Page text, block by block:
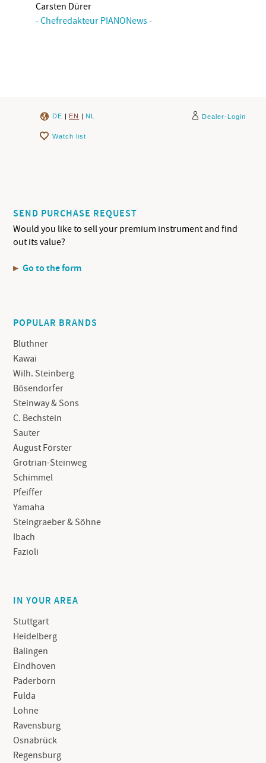
Carsten Dürer
- Chefredakteur PIANONews -
DE | EN | NL Dealer-Login
Watch list
SEND PURCHASE REQUEST
Would you like to sell your premium instrument and find
out its value?
Go to the form
POPULAR BRANDS
Blüthner
Kawai
Wilh. Steinberg
Bösendorfer
Steinway & Sons
C. Bechstein
Sauter
August Förster
Grotrian-Steinweg
Schimmel
Pfeiffer
Yamaha
Steingraeber & Söhne
Ibach
Fazioli
IN YOUR AREA
Stuttgart
Heidelberg
Balingen
Eindhoven
Paderborn
Fulda
Lohne
Ravensburg
Osnabrück
Regensburg